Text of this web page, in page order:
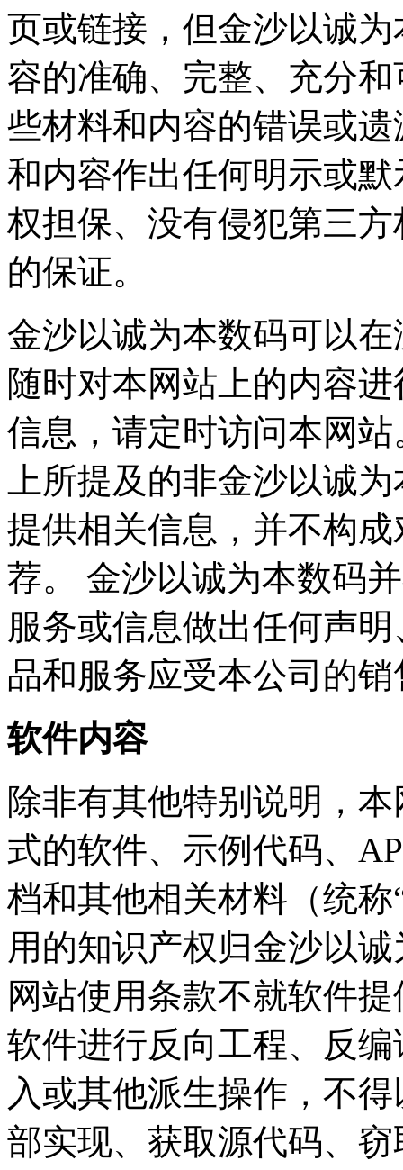
页或链接，但金沙以
容的准确、完整、充
些材料和内容的错误或遗
和内容作出任何明示或默
权担保、没有侵犯第三
的保证。
金沙以诚为本数码可以
随时对本网站上的内容进
信息，请定时访问本
上所提及的非金沙以诚
提供相关信息，并不构
荐。 金沙以诚为本数码并
服务或信息做出任何声明
品和服务应受本公司的
软件内容
除非有其他特别说明
式的软件、示例代码
档和其他相关材料（统称“
用的知识产权归金沙以
网站使用条款不就软件提
软件进行反向工程、反编译
入或其他派生操作，
部实现、获取源代码